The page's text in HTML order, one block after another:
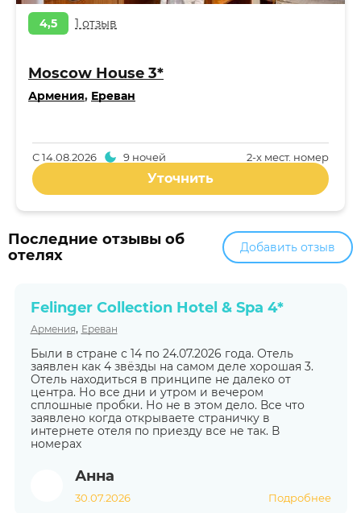
4,5 1 отзыв
Moscow House 3*
Армения, Ереван
2-x мест. номер
С14.08.2026 9 ночей
Уточнить
Последние отзывы об
отелях
Добавить отзыв
Felinger Collection Hotel & Spa 4*
Армения, Ереван
Были в стране с 14 по 24.07.2026 года. Отель
заявлен как 4 звёзды на самом деле хорошая 3.
Отель находиться в принципе не далеко от
центра. Но все дни и утром и вечером
сплошные пробки. Но не в этом дело. Все что
заявлено когда открываете страничку в
интернете отеля по приезду все не так. В
номерах
Анна
30.07.2026 Подробнее